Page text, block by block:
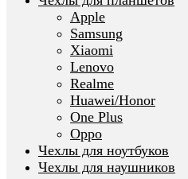
Apple
Samsung
Xiaomi
Lenovo
Realme
Huawei/Honor
One Plus
Oppo
Чехлы для ноутбуков
Чехлы для наушников